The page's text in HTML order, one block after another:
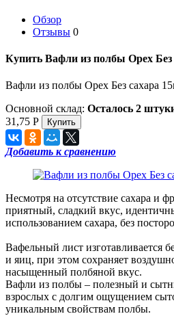
Обзор
Отзывы 0
Купить Вафли из полбы Орех Без
Вафли из полбы Орех Без сахара
Основной склад: Осталось 2
31,75 Р
Добавить к сравнению
Несмотря на отсутствие сахара и
приятный, сладкий вкус,
использованием сахара, без
Вафельный лист изготавливается
и яиц, при этом сохраняет
насыщенный полбяной вкус.
Вафли из полбы – полезный и
взрослых с долгим ощущением
уникальным свойствам полбы.